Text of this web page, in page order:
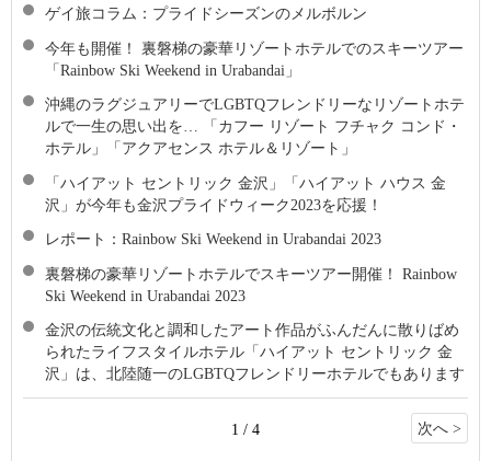
ゲイ旅コラム：プライドシーズンのメルボルン
今年も開催！ 裏磐梯の豪華リゾートホテルでのスキーツアー
「Rainbow Ski Weekend in Urabandai」
沖縄のラグジュアリーでLGBTQフレンドリーなリゾートホテ
ルで一生の思い出を… 「カフー リゾート フチャク コンド・
ホテル」「アクアセンス ホテル＆リゾート」
「ハイアット セントリック 金沢」「ハイアット ハウス 金
沢」が今年も金沢プライドウィーク2023を応援！
レポート：Rainbow Ski Weekend in Urabandai 2023
裏磐梯の豪華リゾートホテルでスキーツアー開催！ Rainbow
Ski Weekend in Urabandai 2023
金沢の伝統文化と調和したアート作品がふんだんに散りばめ
られたライフスタイルホテル「ハイアット セントリック 金
沢」は、北陸随一のLGBTQフレンドリーホテルでもあります
1 / 4 次へ >